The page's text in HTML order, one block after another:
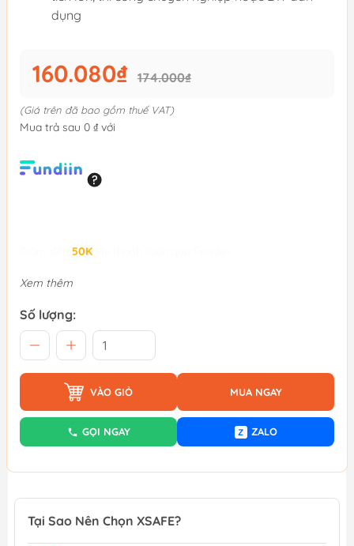
dụng
160.080₫ 174.000₫
(Giá trên đã bao gồm thuế VAT)
Mua trả sau 0 ₫ với
50K
Xem thêm
Số lượng:
VÀO GIỎ MUA NGAY
GỌI NGAY Z ZALO
Tại Sao Nên Chọn XSAFE?